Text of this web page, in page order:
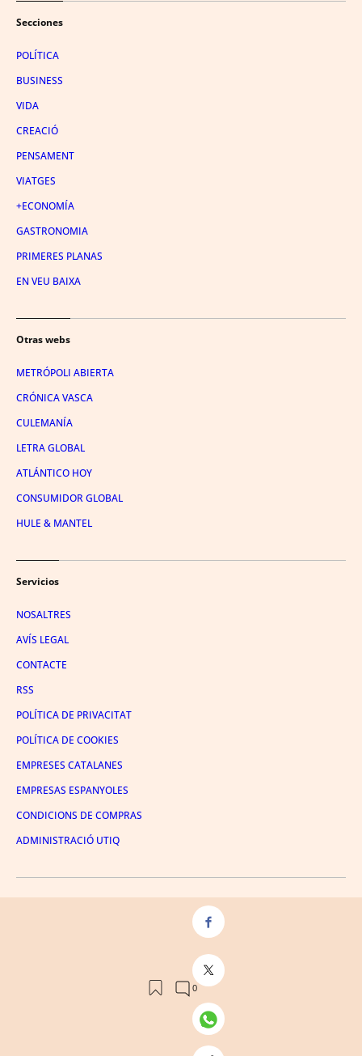
Secciones
POLÍTICA
BUSINESS
VIDA
CREACIÓ
PENSAMENT
VIATGES
+ECONOMÍA
GASTRONOMIA
PRIMERES PLANAS
EN VEU BAIXA
Otras webs
METRÓPOLI ABIERTA
CRÓNICA VASCA
CULEMANÍA
LETRA GLOBAL
ATLÁNTICO HOY
CONSUMIDOR GLOBAL
HULE & MANTEL
Servicios
NOSALTRES
AVÍS LEGAL
CONTACTE
RSS
POLÍTICA DE PRIVACITAT
POLÍTICA DE COOKIES
EMPRESES CATALANES
EMPRESAS ESPANYOLES
CONDICIONS DE COMPRAS
ADMINISTRACIÓ UTIQ